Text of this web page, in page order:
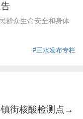
群众生命安全和身体
#三水发布专栏
街核酸检测点→